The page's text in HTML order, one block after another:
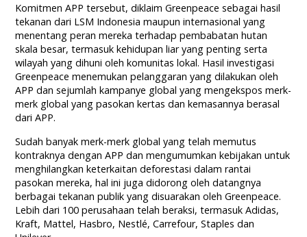
Komitmen APP tersebut, diklaim Greenpeace sebagai hasil
tekanan dari LSM Indonesia maupun internasional yang
menentang peran mereka terhadap pembabatan hutan
skala besar, termasuk kehidupan liar yang penting serta
wilayah yang dihuni oleh komunitas lokal. Hasil investigasi
Greenpeace menemukan pelanggaran yang dilakukan oleh
APP dan sejumlah kampanye global yang mengekspos merk-
merk global yang pasokan kertas dan kemasannya berasal
dari APP.
Sudah banyak merk-merk global yang telah memutus
kontraknya dengan APP dan mengumumkan kebijakan untuk
menghilangkan keterkaitan deforestasi dalam rantai
pasokan mereka, hal ini juga didorong oleh datangnya
berbagai tekanan publik yang disuarakan oleh Greenpeace.
Lebih dari 100 perusahaan telah beraksi, termasuk Adidas,
Kraft, Mattel, Hasbro, Nestlé, Carrefour, Staples dan